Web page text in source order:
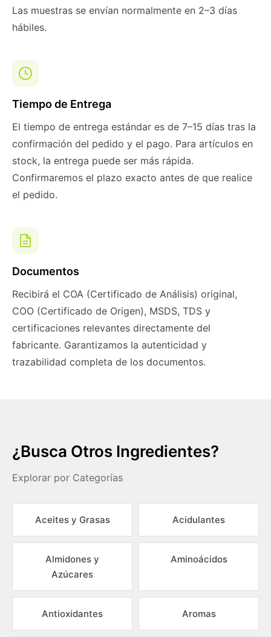
Las muestras se envían normalmente en 2–3 días
hábiles.
Tiempo de Entrega
El tiempo de entrega estándar es de 7–15 días tras la
confirmación del pedido y el pago. Para artículos en
stock, la entrega puede ser más rápida.
Confirmaremos el plazo exacto antes de que realice
el pedido.
Documentos
Recibirá el COA (Certificado de Análisis) original,
COO (Certificado de Origen), MSDS, TDS y
certificaciones relevantes directamente del
fabricante. Garantizamos la autenticidad y
trazabilidad completa de los documentos.
¿Busca Otros Ingredientes?
Explorar por Categorías
Aceites y Grasas Acidulantes
Almidones y
Azúcares
Aminoácidos
Antioxidantes Aromas